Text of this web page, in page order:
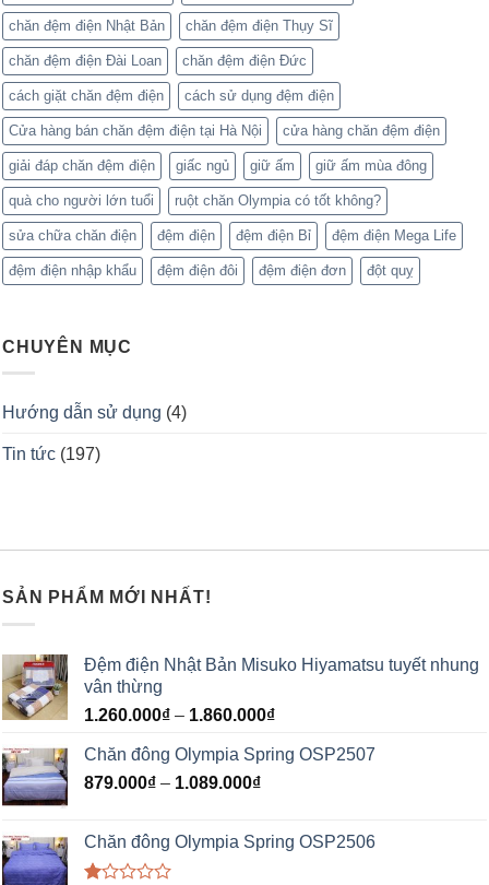
chăn đệm điện Nhật Bản chăn đệm điện Thụy Sĩ
chăn đệm điện Đài Loan chăn đệm điện Đức
cách giặt chăn đệm điện cách sử dụng đệm điện
Cửa hàng bán chăn đệm điện tại Hà Nội cửa hàng chăn đệm điện
giải đáp chăn đệm điện giấc ngủ giữ ấm giữ ấm mùa đông
quà cho người lớn tuổi ruột chăn Olympia có tốt không?
sửa chữa chăn điện đệm điện đệm điện Bỉ đệm điện Mega Life
đệm điện nhập khẩu đệm điện đôi đệm điện đơn đột quỵ
CHUYÊN MỤC
Hướng dẫn sử dụng (4)
Tin tức (197)
SẢN PHẨM MỚI NHẤT!
Đệm điện Nhật Bản Misuko Hiyamatsu tuyết nhung
vân thừng
1.260.000₫ – 1.860.000₫
Chăn đông Olympia Spring OSP2507
879.000₫ – 1.089.000₫
Chăn đông Olympia Spring OSP2506